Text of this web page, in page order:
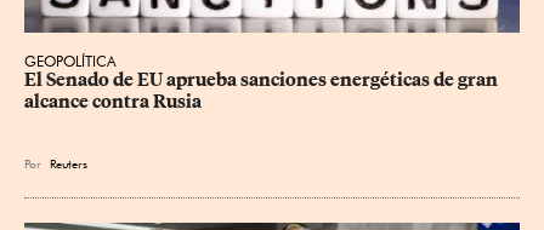
GEOPOLÍTICA
El Senado de EU aprueba sanciones energéticas de gran
alcance contra Rusia
Por Reuters